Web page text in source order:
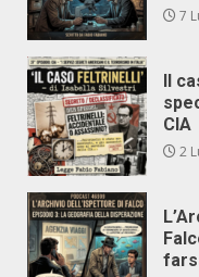
7
Il
CIA
2